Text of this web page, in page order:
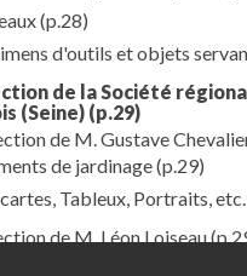
(p.28)
d'outils et objets
de la Société
(Seine) (p.29)
de M. Gustave
de jardinage(p.29)
Tableux, Portraits, etc.
de M. Léon Loiseau